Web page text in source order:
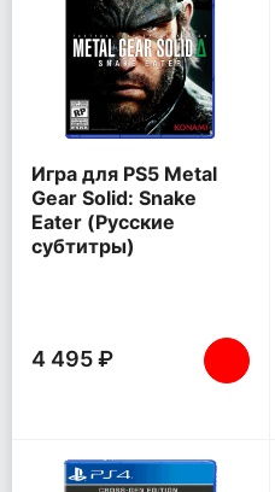
Игра для PS5 Metal
Gear Solid: Snake
Eater (Русские
субтитры)
4 495 ₽